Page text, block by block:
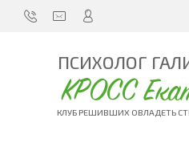
ПСИХОЛОГ
КРОСС
КЛУБ РЕШИВШИХ ОВЛАДЕТЬ